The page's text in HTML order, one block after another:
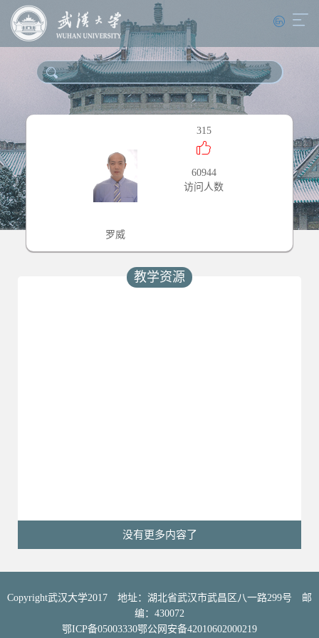
罗威
315
60944
访问人数
教学资源
没有更多内容了
Copyright武汉大学2017 地址：湖北省武汉市武昌区八一路299号 邮
编：430072
鄂ICP备05003330鄂公网安备42010602000219